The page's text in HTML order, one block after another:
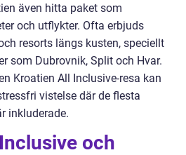
även hitta paket som
och utflykter. Ofta erbjuds
resorts längs kusten, speciellt
som Dubrovnik, Split och Hvar.
Kroatien All Inclusive-resa kan
vistelse där de flesta
inkluderade.
och